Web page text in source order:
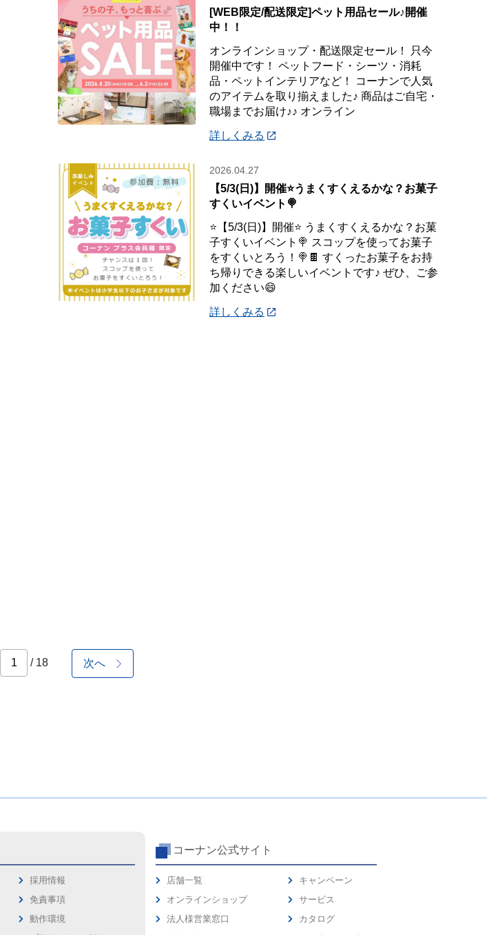
[WEB限定/配送限定]ペット用品セール♪開催
中！！
オンラインショップ・配送限定セール！ 只今
開催中です！ ペットフード・シーツ・消耗
品・ペットインテリアなど！ コーナンで人気
のアイテムを取り揃えました♪ 商品はご自宅・
職場までお届け♪♪ オンライン
詳しくみる
2026.04.27
【5/3(日)】開催⭐️うまくすくえるかな？お菓子
すくいイベント🍭
⭐️【5/3(日)】開催⭐️ うまくすくえるかな？お菓
子すくいイベント🍭 スコップを使ってお菓子
をすくいとろう！🍭🍫 すくったお菓子をお持
ち帰りできる楽しいイベントです♪ ぜひ、ご参
加ください😄
詳しくみる
/ 18 次へ
採用情報
免責事項
動作環境
コーナン公式サイト
店舗一覧
オンラインショップ
法人様営業窓口
キャンペーン
サービス
カタログ